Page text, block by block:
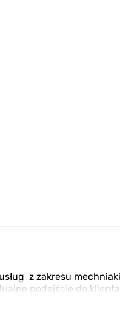
z zakresu
podejście do klienta.